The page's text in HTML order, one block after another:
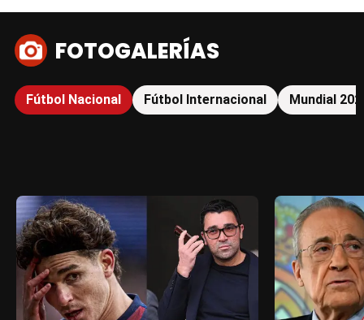
FOTOGALERÍAS
Fútbol Nacional Fútbol Internacional Mundial